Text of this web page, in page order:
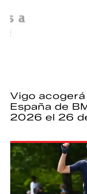
Vigo
España de
2026 el 26